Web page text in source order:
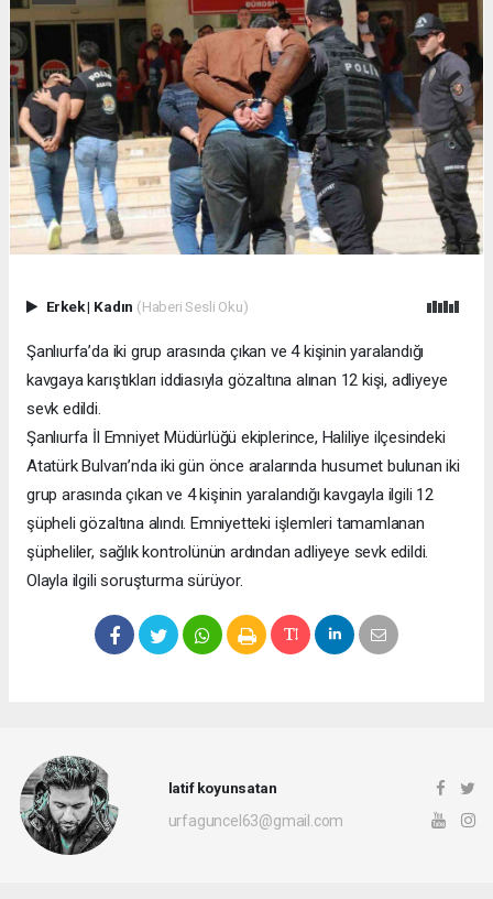
Erkek| Kadın (Haberi Sesli Oku)
Şanlıurfa’da iki grup arasında çıkan ve 4 kişinin yaralandığı
kavgaya karıştıkları iddiasıyla gözaltına alınan 12 kişi, adliyeye
sevk edildi.
Şanlıurfa İl Emniyet Müdürlüğü ekiplerince, Haliliye ilçesindeki
Atatürk Bulvarı’nda iki gün önce aralarında husumet bulunan iki
grup arasında çıkan ve 4 kişinin yaralandığı kavgayla ilgili 12
şüpheli gözaltına alındı. Emniyetteki işlemleri tamamlanan
şüpheliler, sağlık kontrolünün ardından adliyeye sevk edildi.
Olayla ilgili soruşturma sürüyor.
latif koyunsatan
urfaguncel63@gmail.com